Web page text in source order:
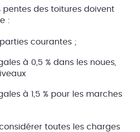
pentes des toitures doivent
:
courantes ;
à 0,5 % dans les noues,
à 1,5 % pour les marches
toutes les charges